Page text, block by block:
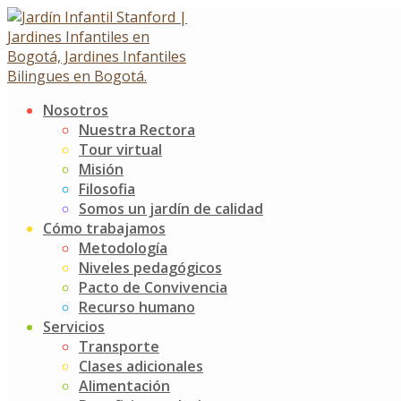
Skip
to
content
Nosotros
Nuestra Rectora
Tour virtual
Misión
Filosofia
Somos un jardín de calidad
Cómo trabajamos
Metodología
Niveles pedagógicos
Pacto de Convivencia
Recurso humano
Servicios
Transporte
Clases adicionales
Alimentación
Izada de Bandera “La
importancia del amor”
Izada de Bandera “La importancia del amor”
2 junio, 2019
Jardín Infantil Stanford0 Comments
El 23 de mayo nuestros niños y niñas de los grupos de
K2B y K4C nos recordaron en su Izada de Bandera la
importancia del amor y cómo este se convierte en uno de
los valores que siempre está presente en cada una de las
acciones que realizamos.